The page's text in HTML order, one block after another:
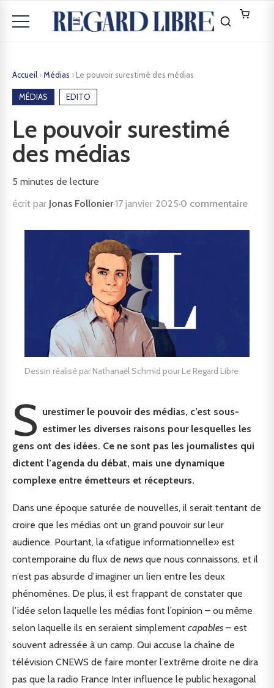
Accueil ›Médias › Le pouvoir surestimé des médias
MÉDIAS EDITO
Le pouvoir surestimé
des médias
5 minutes de lecture
écrit par Jonas Follonier·17 janvier 2025·0 commentaire
Dessin réalisé par Nathanaël Schmid pour Le Regard Libre
S urestimer le pouvoir des médias, c’est sous-
estimer les diverses raisons pour lesquelles les
gens ont des idées. Ce ne sont pas les journalistes qui
dictent l’agenda du débat, mais une dynamique
complexe entre émetteurs et récepteurs.
Dans une époque saturée de nouvelles, il serait tentant de
croire que les médias ont un grand pouvoir sur leur
audience. Pourtant, la «fatigue informationnelle» est
contemporaine du flux de news que nous connaissons, et il
n’est pas absurde d’imaginer un lien entre les deux
phénomènes. De plus, il est frappant de constater que
l’idée selon laquelle les médias font l’opinion – ou même
selon laquelle ils en seraient simplement capables – est
souvent adressée à un camp. Qui accuse la chaîne de
télévision CNEWS de faire monter l’extrême droite ne dira
pas que la radio France Inter influence le public hexagonal